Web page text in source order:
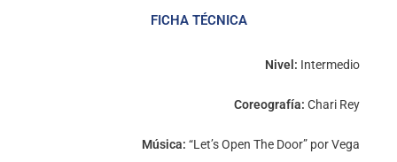
FICHA TÉCNICA
Nivel: Intermedio
Coreografía: Chari Rey
Música: “Let’s Open The Door” por Vega